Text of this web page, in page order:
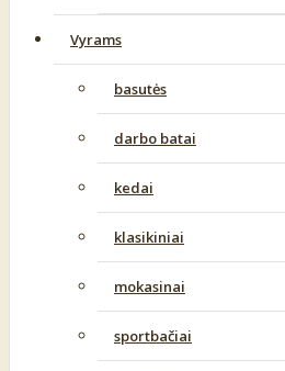
Vyrams
basutės
darbo batai
kedai
klasikiniai
mokasinai
sportbačiai